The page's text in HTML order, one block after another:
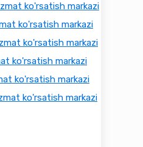
ko'rsatish markazi
ko'rsatish markazi
ko'rsatish markazi
ko'rsatish markazi
ko'rsatish markazi
ko'rsatish markazi